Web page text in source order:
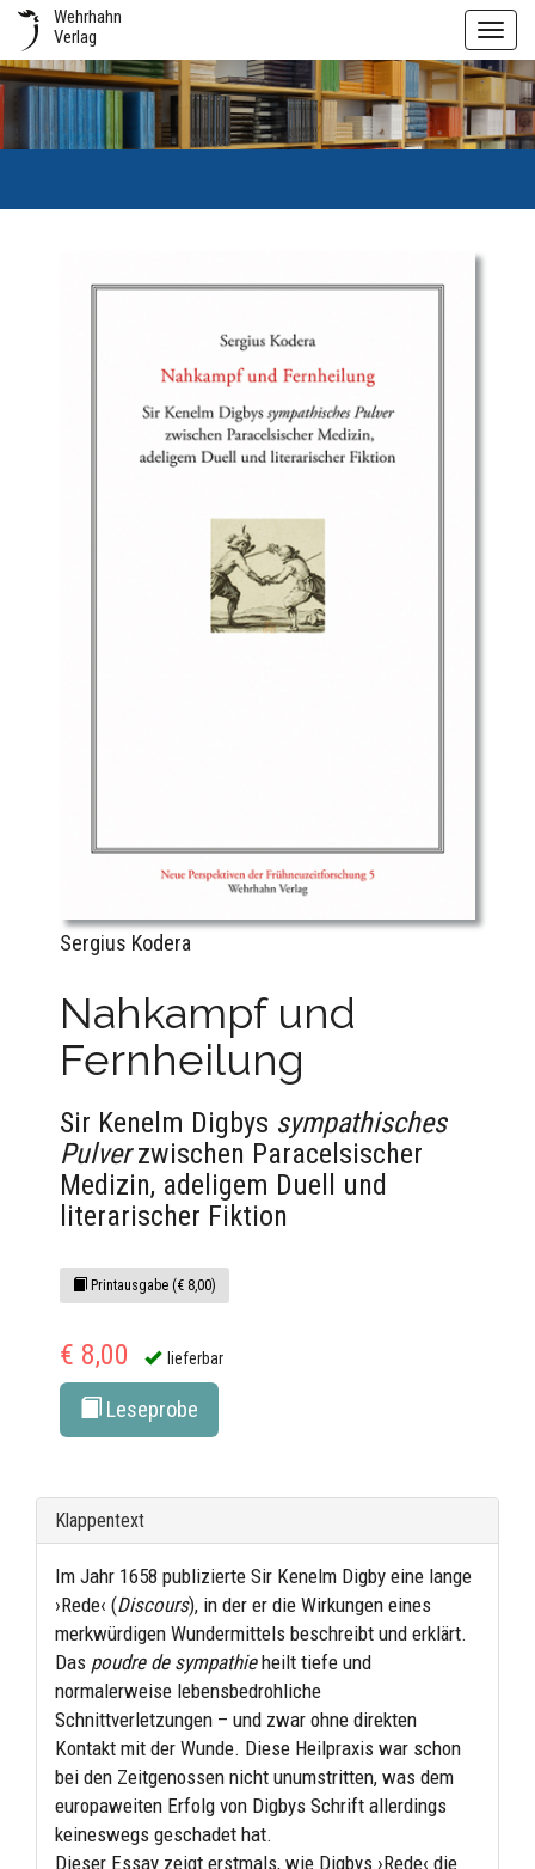
Wehrhahn
Verlag
Sergius Kodera
Nahkampf und
Fernheilung
Sir Kenelm Digbys sympathisches
Pulverzwischen Paracelsischer
Medizin, adeligem Duell und
literarischer Fiktion
Printausgabe (€ 8,00)
€ 8,00 lieferbar
Leseprobe
Klappentext
Im Jahr 1658 publizierte Sir Kenelm Digby eine lange
›Rede‹ (Discours), in der er die Wirkungen eines
merkwürdigen Wundermittels beschreibt und erklärt.
Das poudre de sympathieheilt tiefe und
normalerweise lebensbedrohliche
Schnittverletzungen – und zwar ohne direkten
Kontakt mit der Wunde. Diese Heilpraxis war schon
bei den Zeitgenossen nicht unumstritten, was dem
europaweiten Erfolg von Digbys Schrift allerdings
keineswegs geschadet hat.
Dieser Essay zeigt erstmals, wie Digbys ›Rede‹ die